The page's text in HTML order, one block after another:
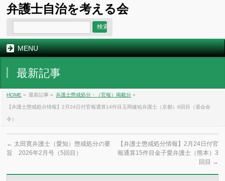
弁護士自治を考える会
MENU
最新記事
HOME » 最新記事 » 弁護士懲戒処分・（官報）掲載分 »
【弁護士懲戒処分情報】2月24日付官報通算14件目玉岡健祐弁護士（京都）6回目（退会命
令）
← 太田寛弁護士（愛知）懲戒処分の要
旨 2026年2月号（5回目）
【弁護士懲戒処分情報】2月24日付官
報通算15件目金子愛弁護士（熊本）3
回目 →